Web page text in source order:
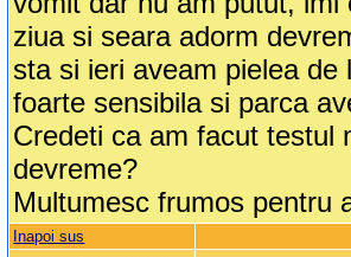
ziua si seara adorm
sta si ieri aveam pielea de
foarte sensibila si parca
Credeti ca am facut testul
devreme?
Multumesc frumos pentru
Inapoi sus